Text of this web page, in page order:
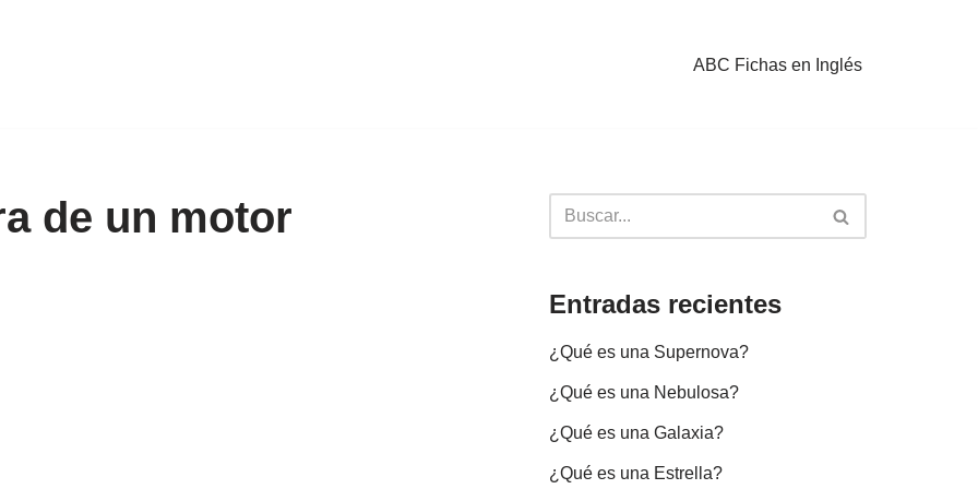
ABC Fichas en Inglés
de un motor
Entradas recientes
¿Qué es una Supernova?
¿Qué es una Nebulosa?
¿Qué es una Galaxia?
¿Qué es una Estrella?